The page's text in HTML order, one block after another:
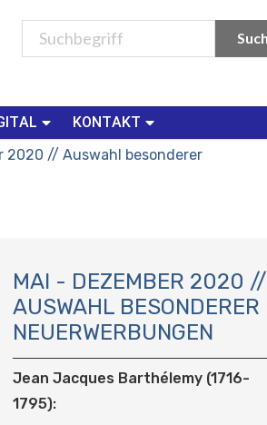
KONTAKT
2020 // Auswahl besonderer
A
V
I
G
A
T
I
MAI - DEZEMBER 2020 //
AUSWAHL BESONDERER
NEUERWERBUNGEN
Jean Jacques Barthélemy (1716-
1795):